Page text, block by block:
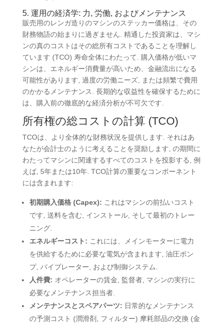
5. 運用の経済学: 力, 労働, およびメンテナンス
販売用のレンガ造りのマシンのステッカー価格は、その
財務物語の始まりに過ぎません. 精通した投資家は、マシ
ンの真のコストはその総所有コストであることを理解し
ています (TCO) 寿命全体にわたって. 購入価格が低いマ
シンは、エネルギー消費量が高いため、金融流出になる
可能性があります, 過度の労働ニーズ, または頻繁で費用
のかかるメンテナンス. 長期的な収益性を確保するために
は、購入前の徹底的な経済分析が不可欠です.
所有権の総コストの計算 (TCO)
TCOは、より全体的な財務状況を提供します. それはあ
なたが会計士のように考えることを奨励します, の期間に
わたってマシンに関連するすべてのコストを投影する, 例
えば, 5年または10年. TCO計算の重要なコンポーネント
には含まれます:
初期購入価格 (Capex): これはマシンの前払いコスト
です, 送料を含む, インストール, そして最初のトレー
ニング.
エネルギーコスト: これには、メインモーターに電力
を供給するために必要な電気が含まれます, 油圧ポン
プ, バイブレーター, および制御システム.
人件費: オペレーターの賃金, 監督者, マシンの実行に
必要なメンテナンス担当者.
メンテナンスとスペアパーツ: 日常的なメンテナンス
の予測コスト (潤滑剤, フィルター) 摩耗部品の交換 (金